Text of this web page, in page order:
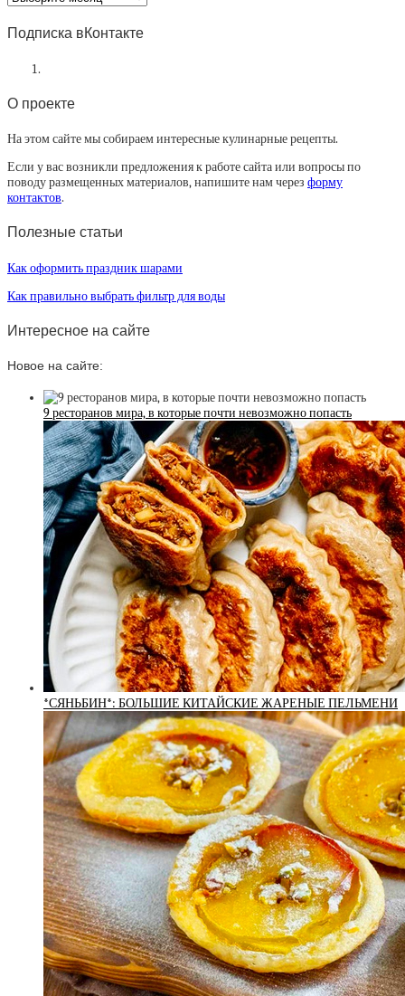
статей
Подписка вКонтакте
О проекте
На этом сайте мы собираем интересные кулинарные рецепты.
Если у вас возникли предложения к работе сайта или вопросы по
поводу размещенных материалов, напишите нам через форму
контактов.
Полезные статьи
Как оформить праздник шарами
Как правильно выбрать фильтр для воды
Интересное на сайте
Новое на сайте:
9 ресторанов мира, в которые почти невозможно попасть
*СЯНЬБИН*: БОЛЬШИЕ КИТАЙСКИЕ ЖАРЕНЫЕ ПЕЛЬМЕНИ